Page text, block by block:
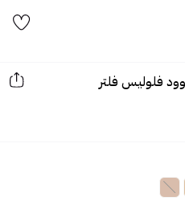
فلوليس فلتر